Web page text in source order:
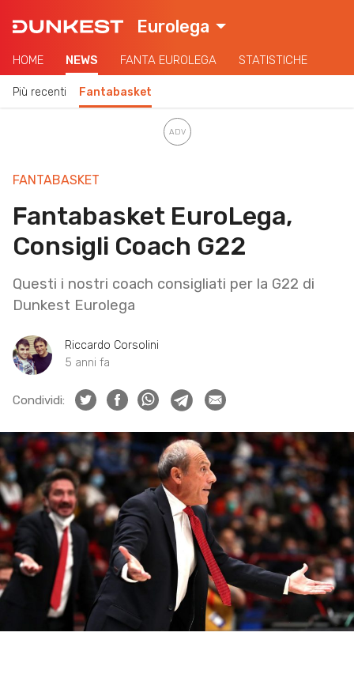
Eurolega
HOME NEWS FANTA EUROLEGA STATISTICHE
Più recenti Fantabasket
FANTABASKET
Fantabasket EuroLega,
Consigli Coach G22
Questi i nostri coach consigliati per la G22 di
Dunkest Eurolega
Riccardo Corsolini
5 anni fa
Condividi: